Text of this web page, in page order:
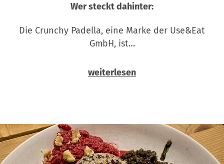
Wer steckt dahinter:
Die Crunchy Padella, eine Marke der Use&Eat
GmbH, ist…
weiterlesen